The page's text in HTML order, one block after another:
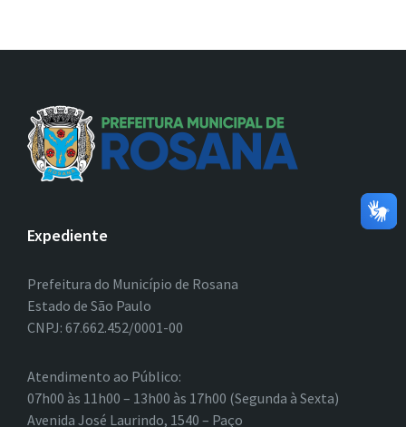
Expediente
Prefeitura do Município de Rosana
Estado de São Paulo
CNPJ: 67.662.452/0001-00
Atendimento ao Público:
07h00 às 11h00 – 13h00 às 17h00 (Segunda à Sexta)
Avenida José Laurindo, 1540 – Paço